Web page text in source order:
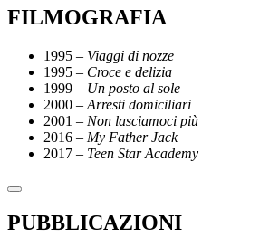
FILMOGRAFIA
1995 – Viaggi di nozze
1995 – Croce e delizia
1999 – Un posto al sole
2000 – Arresti domiciliari
2001 – Non lasciamoci più
2016 – My Father Jack
2017 – Teen Star Academy
PUBBLICAZIONI